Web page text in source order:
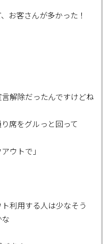
お客さんが多かった！
解除だったんですけどね
席をグルっと回って
ウトで」
利用する人は少なそう